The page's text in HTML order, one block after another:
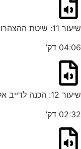
שיעור 11: שיטת ההצהרות
04:06 דק’
שיעור 12: הכנה לדייב אלמן
02:32 דק’